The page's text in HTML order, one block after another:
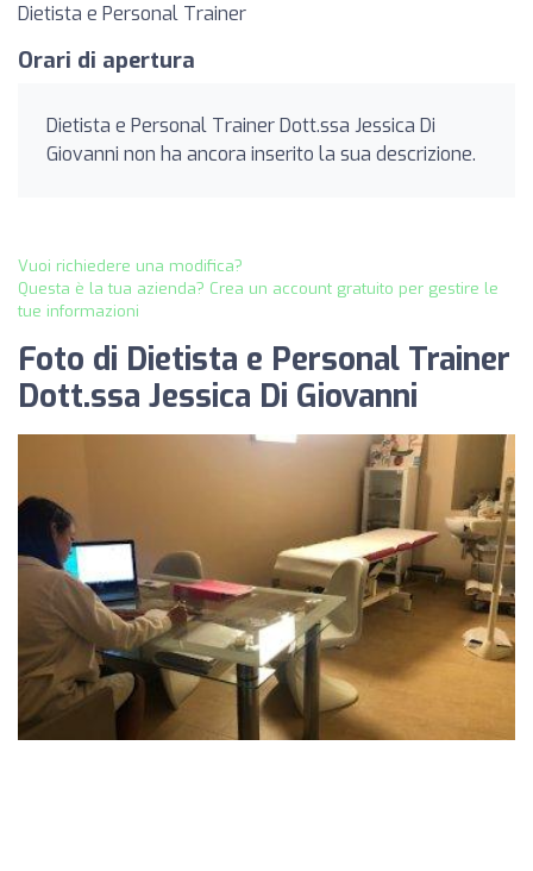
Dietista e Personal Trainer
Orari di apertura
Dietista e Personal Trainer Dott.ssa Jessica Di
Giovanni non ha ancora inserito la sua descrizione.
Vuoi richiedere una modifica?
Questa è la tua azienda? Crea un account gratuito per gestire le
tue informazioni
Foto di Dietista e Personal Trainer
Dott.ssa Jessica Di Giovanni